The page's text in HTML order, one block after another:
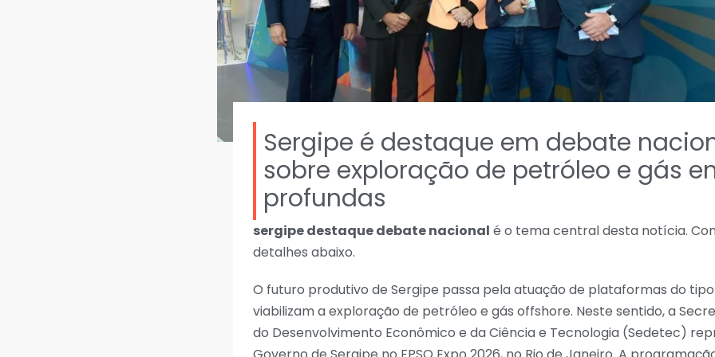
Sergipe é destaque em debate
sobre exploração de petróleo e gás
profundas
sergipe destaque debate nacional é o tema central desta notícia.
detalhes abaixo.
O futuro produtivo de Sergipe passa pela atuação de plataformas do tipo
viabilizam a exploração de petróleo e gás offshore. Neste sentido, a
do Desenvolvimento Econômico e da Ciência e Tecnologia (Sedetec)